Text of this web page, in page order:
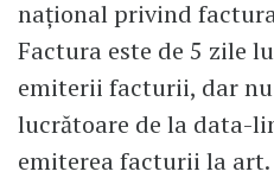
național privind
Factura este de 5 zile
emiterii facturii, dar
lucrătoare de la data-
emiterea facturii la